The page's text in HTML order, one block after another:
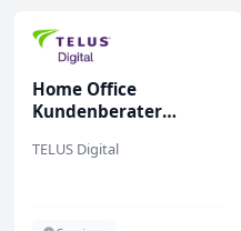
Home Office
Kundenberater
TELUS Digital